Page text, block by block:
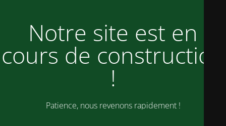
Notre site est en
cours de construction
!
Patience, nous revenons rapidement !